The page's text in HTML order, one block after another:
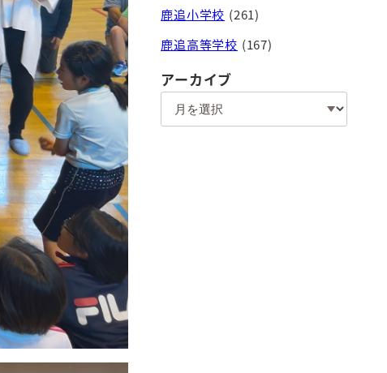
鹿追小学校 (261)
鹿追高等学校 (167)
アーカイブ